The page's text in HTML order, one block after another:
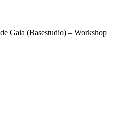
Gaia (Basestudio) – Workshop